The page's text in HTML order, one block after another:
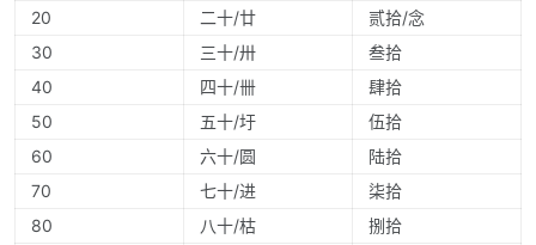
20
二十/廿
贰拾/念
30
三十/卅
叁拾
40
四十/卌
肆拾
50
五十/圩
伍拾
60
六十/圆
陆拾
70
七十/进
柒拾
80
八十/枯
捌拾